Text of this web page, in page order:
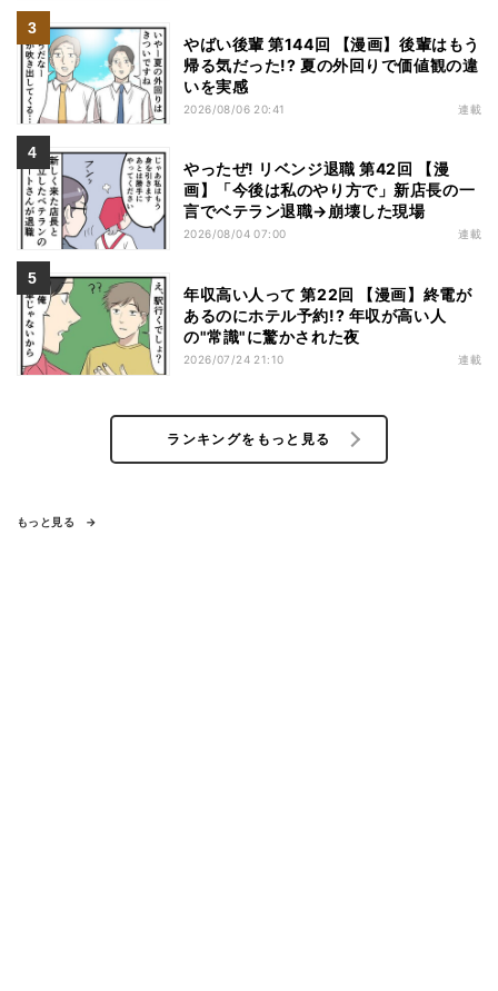
やばい後輩 第144回 【漫画】後輩はもう
帰る気だった!? 夏の外回りで価値観の違
いを実感
2026/08/06 20:41 連載
やったぜ! リベンジ退職 第42回 【漫
画】「今後は私のやり方で」新店長の一
言でベテラン退職→崩壊した現場
2026/08/04 07:00 連載
年収高い人って 第22回 【漫画】終電が
あるのにホテル予約!? 年収が高い人
の"常識"に驚かされた夜
2026/07/24 21:10 連載
ランキングをもっと見る
もっと見る